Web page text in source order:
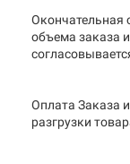
Окончательная
объема заказа
Оплата Заказа
разгрузки